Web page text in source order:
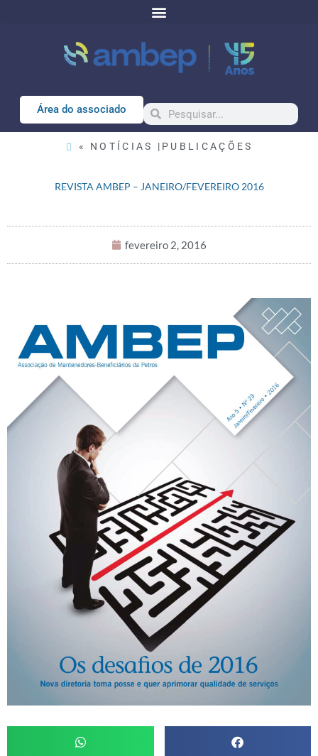
Área do associado
« NOTÍCIAS | PUBLICAÇÕES
REVISTA AMBEP – JANEIRO/FEVEREIRO 2016
fevereiro 2, 2016